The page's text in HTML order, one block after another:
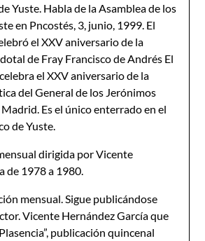
Yuste. Habla de la Asamblea de los
en Pncostés, 3, junio, 1999. El
el XXV aniversario de la
de Fray Francisco de Andrés El
el XXV aniversario de la
del General de los Jerónimos
Es el único enterrado en el
de Yuste.
dirigida por Vicente
de 1978 a 1980.
mensual. Sigue publicándose
Vicente Hernández García que
publicación quincenal